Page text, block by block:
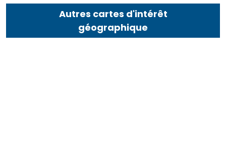
Autres cartes d'intérêt
géographique